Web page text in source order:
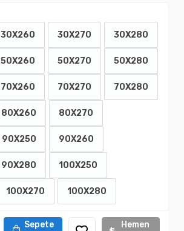
30X260 30X270 30X280
50X260 50X270 50X280
70X260 70X270 70X280
80X260 80X270
90X250 90X260
90X280 100X250
100X270 100X280
Sepete
Hemen